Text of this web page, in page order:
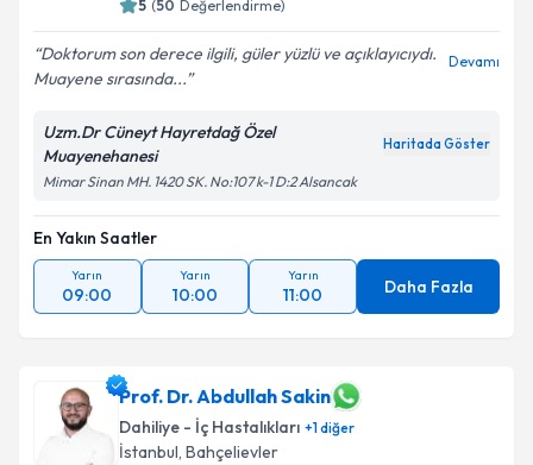
5 (50 Değerlendirme)
Doktorum son derece ilgili, güler yüzlü ve açıklayıcıydı.
Muayene sırasında...
Devamı
Uzm.Dr Cüneyt Hayretdağ Özel
Muayenehanesi
Haritada Göster
Mimar Sinan MH. 1420 SK. No:107 k-1 D:2 Alsancak
En Yakın Saatler
Yarın
09:00
Yarın
10:00
Yarın
11:00 Daha Fazla
Prof. Dr. Abdullah Sakin
Dahiliye - İç Hastalıkları +1diğer
İstanbul, Bahçelievler